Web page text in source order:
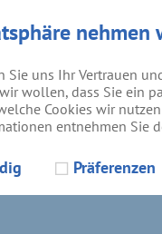
nehmen
Sie uns Ihr Vertrauen
wollen, dass Sie ein
Cookies wir
entnehmen Sie
Präferenzen
/
Lieferadresse: